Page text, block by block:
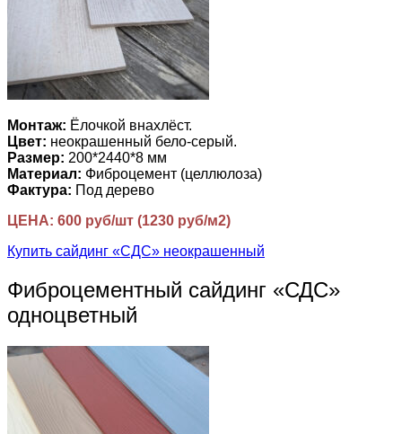
Монтаж: Ёлочкой внахлёст.
Цвет: неокрашенный бело-серый.
Размер: 200*2440*8 мм
Материал: Фиброцемент (целлюлоза)
Фактура: Под дерево
ЦЕНА: 600 руб/шт (1230 руб/м2)
Купить сайдинг «СДС» неокрашенный
Фиброцементный сайдинг «СДС»
одноцветный